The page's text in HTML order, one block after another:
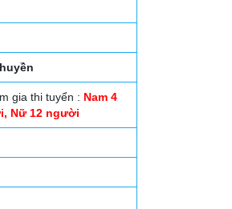
gia thi tuyển : Nam 4
Nữ 12 người